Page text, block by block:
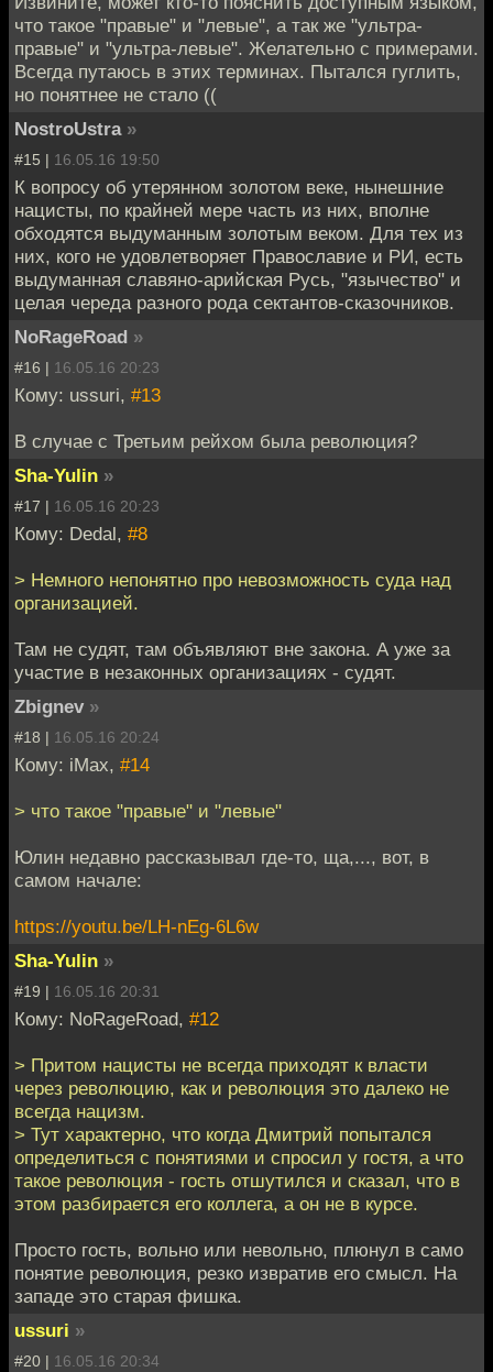
что такое "правые" и "левые", а так же "ультра-
правые" и "ультра-левые". Желательно с примерами.
Всегда путаюсь в этих терминах. Пытался гуглить,
но понятнее не стало ((
NostroUstra »
#15 | 16.05.16 19:50
К вопросу об утерянном золотом веке, нынешние
нацисты, по крайней мере часть из них, вполне
обходятся выдуманным золотым веком. Для тех из
них, кого не удовлетворяет Православие и РИ, есть
выдуманная славяно-арийская Русь, "язычество" и
целая череда разного рода сектантов-сказочников.
NoRageRoad »
#16 | 16.05.16 20:23
Кому: ussuri, #13
В случае с Третьим рейхом была революция?
Sha-Yulin »
#17 | 16.05.16 20:23
Кому: Dedal, #8
> Немного непонятно про невозможность суда над
организацией.
Там не судят, там объявляют вне закона. А уже за
участие в незаконных организациях - судят.
Zbignev »
#18 | 16.05.16 20:24
Кому: iMax, #14
> что такое "правые" и "левые"
Юлин недавно рассказывал где-то, ща,..., вот, в
самом начале:
https://youtu.be/LH-nEg-6L6w
Sha-Yulin »
#19 | 16.05.16 20:31
Кому: NoRageRoad, #12
> Притом нацисты не всегда приходят к власти
через революцию, как и революция это далеко не
всегда нацизм.
> Тут характерно, что когда Дмитрий попытался
определиться с понятиями и спросил у гостя, а что
такое революция - гость отшутился и сказал, что в
этом разбирается его коллега, а он не в курсе.
Просто гость, вольно или невольно, плюнул в само
понятие революция, резко извратив его смысл. На
западе это старая фишка.
ussuri »
#20 | 16.05.16 20:34